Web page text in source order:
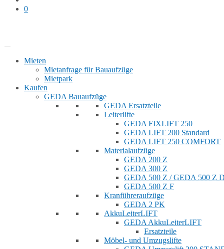
0
Mieten
Mietanfrage für Bauaufzüge
Mietpark
Kaufen
GEDA Bauaufzüge
GEDA Ersatzteile
Leiterlifte
GEDA FIXLIFT 250
GEDA LIFT 200 Standard
GEDA LIFT 250 COMFORT
Materialaufzüge
GEDA 200 Z
GEDA 300 Z
GEDA 500 Z / GEDA 500 Z
GEDA 500 Z F
Kranführeraufzüge
GEDA 2 PK
AkkuLeiterLIFT
GEDA AkkuLeiterLIFT
Ersatzteile
Möbel- und Umzugslifte